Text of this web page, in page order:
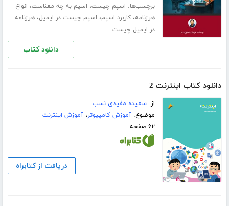
برچسب‌ها: اسپم چیست، اسپم به چه معناست، انواع
هرزنامه،کاربرد اسپم، اسپم چیست در ایمیل،هرزنامه
در ایمیل چیست
دانلود کتاب
دانلود کتاب اینترنت 2
از:سعیده مفیدی نسب
موضوع:آموزش کامپیوتر،آموزش اینترنت
۶۲ صفحه
دریافت از کتابراه